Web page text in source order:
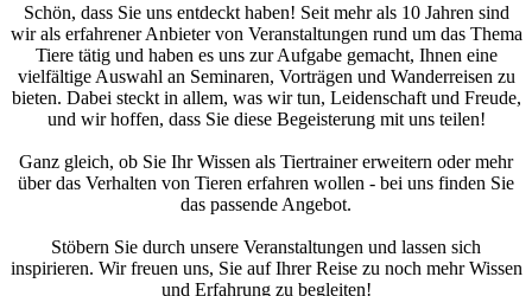
Schön, dass Sie uns entdeckt haben! Seit mehr als 10 Jahren sind
wir als erfahrener Anbieter von Veranstaltungen rund um das Thema
Tiere tätig und haben es uns zur Aufgabe gemacht, Ihnen eine
vielfältige Auswahl an Seminaren, Vorträgen und Wanderreisen zu
bieten. Dabei steckt in allem, was wir tun, Leidenschaft und Freude,
und wir hoffen, dass Sie diese Begeisterung mit uns teilen!
Ganz gleich, ob Sie Ihr Wissen als Tiertrainer erweitern oder mehr
über das Verhalten von Tieren erfahren wollen - bei uns finden Sie
das passende Angebot.
Stöbern Sie durch unsere Veranstaltungen und lassen sich
inspirieren. Wir freuen uns, Sie auf Ihrer Reise zu noch mehr Wissen
und Erfahrung zu begleiten!